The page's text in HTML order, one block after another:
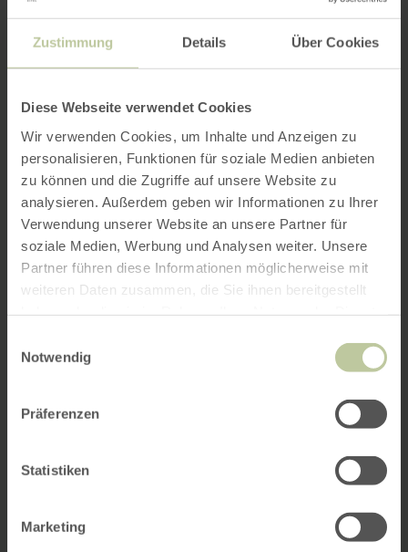
Zustimmung Details Über Cookies
Diese Webseite verwendet Cookies
Wir verwenden Cookies, um Inhalte und Anzeigen zu
personalisieren, Funktionen für soziale Medien anbieten
zu können und die Zugriffe auf unsere Website zu
analysieren. Außerdem geben wir Informationen zu Ihrer
Verwendung unserer Website an unsere Partner für
soziale Medien, Werbung und Analysen weiter. Unsere
Partner führen diese Informationen möglicherweise mit
weiteren Daten zusammen, die Sie ihnen bereitgestellt
Notwendig
Präferenzen
Statistiken
Marketing